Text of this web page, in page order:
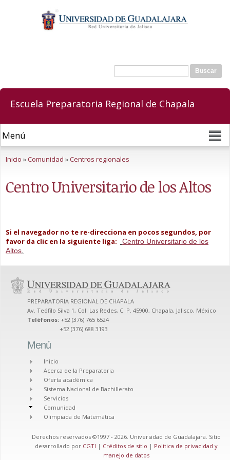
contenido
principal
Formulario de búsqueda
Buscar
Escuela Preparatoria Regional de Chapala
Inicio »Comunidad »Centros regionales
Centro Universitario de los Altos
Si el navegador no te re-direcciona en pocos segundos, por
favor da clic en la siguiente liga:
Centro Universitario de los
Altos
PREPARATORIA REGIONAL DE CHAPALA
Av. Teófilo Silva 1, Col. Las Redes, C. P. 45900, Chapala, Jalisco, México
Teléfonos: +52 (376) 765 6524
+52 (376) 688 3193
Menú
Inicio
Acerca de la Preparatoria
Oferta académica
Sistema Nacional de Bachillerato
Servicios
Comunidad
Olimpiada de Matemática
Derechos reservados ©1997 - 2026. Universidad de Guadalajara. Sitio
desarrollado por CGTI | Créditos de sitio | Política de privacidad y
manejo de datos